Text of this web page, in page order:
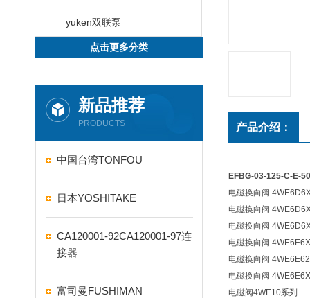
yuken双联泵
点击更多分类
新品推荐
PRODUCTS
中国台湾TONFOU
日本YOSHITAKE
CA120001-92CA120001-97连
接器
富司曼FUSHIMAN
产品介绍：
EFBG-03-125-C-E-
电磁换向阀
电磁换向阀
电磁换向阀
电磁换向阀
电磁换向阀
电磁换向阀
电磁阀4WE10系列